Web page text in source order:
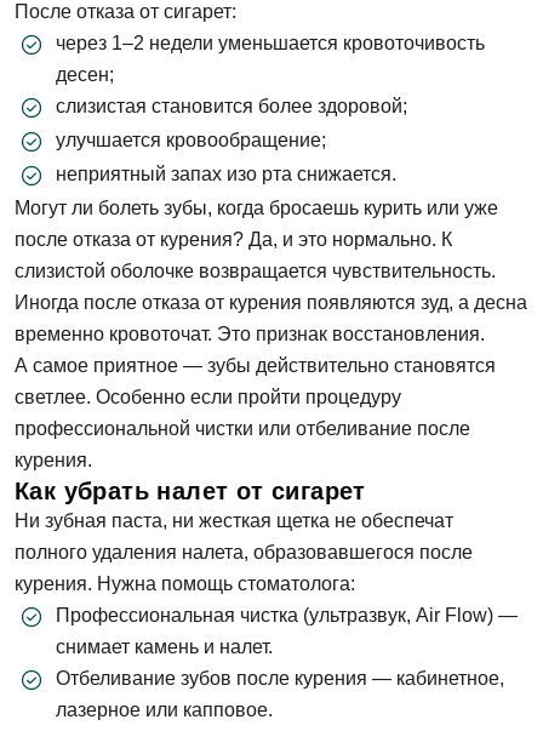
После отказа от сигарет:
через 1–2 недели уменьшается кровоточивость
десен;
слизистая становится более здоровой;
улучшается кровообращение;
неприятный запах изо рта снижается.
Могут ли болеть зубы, когда бросаешь курить или уже
после отказа от курения? Да, и это нормально. К
слизистой оболочке возвращается чувствительность.
Иногда после отказа от курения появляются зуд, а десна
временно кровоточат. Это признак восстановления.
А самое приятное — зубы действительно становятся
светлее. Особенно если пройти процедуру
профессиональной чистки или отбеливание после
курения.
Как убрать налет от сигарет
Ни зубная паста, ни жесткая щетка не обеспечат
полного удаления налета, образовавшегося после
курения. Нужна помощь стоматолога:
Профессиональная чистка (ультразвук, Air Flow) —
снимает камень и налет.
Отбеливание зубов после курения — кабинетное,
лазерное или капповое.
Запись на прием
Имя
Телефон
Задать вопрос
ФИО
Телефон
E-mail
Сообщение
Заявка отправлена!